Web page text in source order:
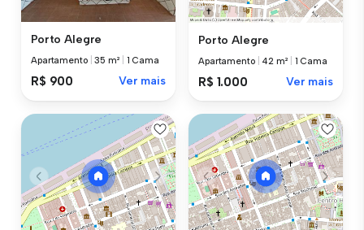
Porto Alegre
Apartamento |35 m² 1 Cama
R$ 900 Ver mais
Porto Alegre
Apartamento 42 m² 1 Cama
R$ 1.000 Ver mais